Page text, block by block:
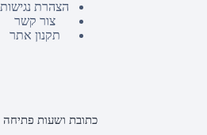
הצהרת נגישות
צור קשר
תקנון אתר
כתובת ושעות פתיחה